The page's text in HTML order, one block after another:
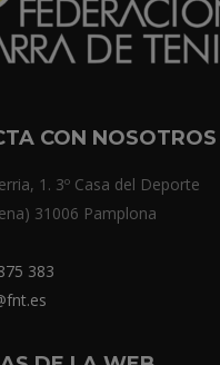
CON NOSOTROS
1. 3º Casa del Deporte
31006 Pamplona
383